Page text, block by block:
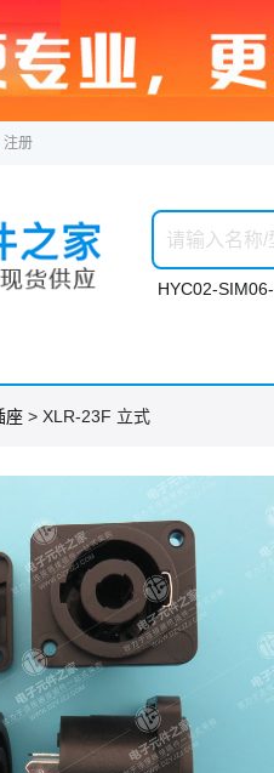
注册
HYC02-
座 > XLR-23F 立式